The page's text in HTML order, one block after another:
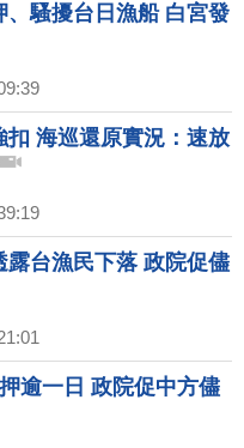
、騷擾台日漁船 白宮發
扣 海巡還原實況：速放
露台漁民下落 政院促儘
逾一日 政院促中方儘